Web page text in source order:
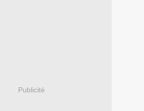
Publicité